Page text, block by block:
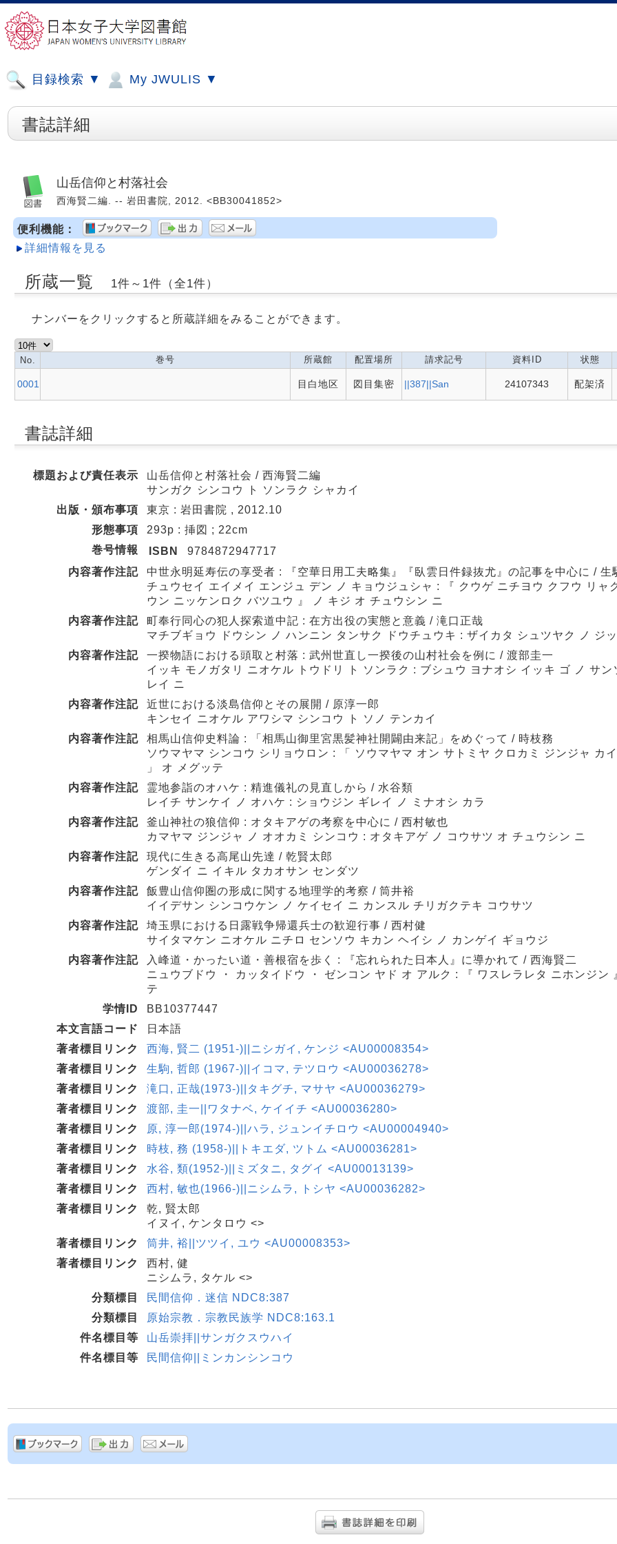
目録検索 ▼ My JWULIS ▼
書誌詳細
山岳信仰と村落社会
西海賢二編. -- 岩田書院, 2012. <BB30041852>
便利機能：
詳細情報を見る
所蔵一覧 1件～1件（全1件）
ナンバーをクリックすると所蔵詳細をみることができます。
No. 巻号 所蔵館 配置場所 請求記号 資料ID 状態
0001 目白地区 図目集密 ||387||San 24107343 配架済
書誌詳細
標題および責任表示
山岳信仰と村落社会 / 西海賢二編
サンガク シンコウ ト ソンラク シャカイ
出版・頒布事項
東京 : 岩田書院 , 2012.10
形態事項
293p : 挿図 ; 22cm
巻号情報
ISBN
9784872947717
内容著作注記
中世永明延寿伝の享受者 : 『空華日用工夫略集』『臥雲日件録抜尤』の記事を中心に / 生
チュウセイ エイメイ エンジュ デン ノ キョウジュシャ : 『 クウゲ ニチヨウ クフウ リャ
ウン ニッケンロク バツユウ 』 ノ キジ オ チュウシン ニ
内容著作注記
町奉行同心の犯人探索道中記 : 在方出役の実態と意義 / 滝口正哉
マチブギョウ ドウシン ノ ハンニン タンサク ドウチュウキ : ザイカタ シュツヤク ノ ジ
内容著作注記
一揆物語における頭取と村落 : 武州世直し一揆後の山村社会を例に / 渡部圭一
イッキ モノガタリ ニオケル トウドリ ト ソンラク : ブシュウ ヨナオシ イッキ ゴ ノ サン
レイ ニ
内容著作注記
近世における淡島信仰とその展開 / 原淳一郎
キンセイ ニオケル アワシマ シンコウ ト ソノ テンカイ
内容著作注記
相馬山信仰史料論 : 「相馬山御里宮黒髪神社開闢由来記」をめぐって / 時枝務
ソウマヤマ シンコウ シリョウロン : 「 ソウマヤマ オン サトミヤ クロカミ ジンジャ カ
」 オ メグッテ
内容著作注記
霊地参詣のオハケ : 精進儀礼の見直しから / 水谷類
レイチ サンケイ ノ オハケ : ショウジン ギレイ ノ ミナオシ カラ
内容著作注記
釜山神社の狼信仰 : オタキアゲの考察を中心に / 西村敏也
カマヤマ ジンジャ ノ オオカミ シンコウ : オタキアゲ ノ コウサツ オ チュウシン ニ
内容著作注記
現代に生きる高尾山先達 / 乾賢太郎
ゲンダイ ニ イキル タカオサン センダツ
内容著作注記
飯豊山信仰圏の形成に関する地理学的考察 / 筒井裕
イイデサン シンコウケン ノ ケイセイ ニ カンスル チリガクテキ コウサツ
内容著作注記
埼玉県における日露戦争帰還兵士の歓迎行事 / 西村健
サイタマケン ニオケル ニチロ センソウ キカン ヘイシ ノ カンゲイ ギョウジ
内容著作注記
入峰道・かったい道・善根宿を歩く : 『忘れられた日本人』に導かれて / 西海賢二
ニュウブドウ ・ カッタイドウ ・ ゼンコン ヤド オ アルク : 『 ワスレラレタ ニホンジン
テ
学情ID
BB10377447
本文言語コード
日本語
著者標目リンク
西海, 賢二 (1951-)||ニシガイ, ケンジ <AU00008354>
著者標目リンク
生駒, 哲郎 (1967-)||イコマ, テツロウ <AU00036278>
著者標目リンク
滝口, 正哉(1973-)||タキグチ, マサヤ <AU00036279>
著者標目リンク
渡部, 圭一||ワタナベ, ケイイチ <AU00036280>
著者標目リンク
原, 淳一郎(1974-)||ハラ, ジュンイチロウ <AU00004940>
著者標目リンク
時枝, 務 (1958-)||トキエダ, ツトム <AU00036281>
著者標目リンク
水谷, 類(1952-)||ミズタニ, タグイ <AU00013139>
著者標目リンク
西村, 敏也(1966-)||ニシムラ, トシヤ <AU00036282>
著者標目リンク
乾, 賢太郎
イヌイ, ケンタロウ <>
著者標目リンク
筒井, 裕||ツツイ, ユウ <AU00008353>
著者標目リンク
西村, 健
ニシムラ, タケル <>
分類標目
民間信仰．迷信 NDC8:387
分類標目
原始宗教．宗教民族学 NDC8:163.1
件名標目等
山岳崇拝||サンガクスウハイ
件名標目等
民間信仰||ミンカンシンコウ